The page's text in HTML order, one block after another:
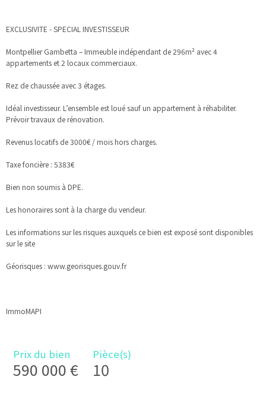
EXCLUSIVITE - SPECIAL INVESTISSEUR
Montpellier Gambetta – Immeuble indépendant de 296m² avec 4
appartements et 2 locaux commerciaux.
Rez de chaussée avec 3 étages.
Idéal investisseur. L’ensemble est loué sauf un appartement à réhabiliter.
Prévoir travaux de rénovation.
Revenus locatifs de 3000€ / mois hors charges.
Taxe foncière : 5383€
Bien non soumis à DPE.
Les honoraires sont à la charge du vendeur.
Les informations sur les risques auxquels ce bien est exposé sont disponibles
sur le site
Géorisques : www.georisques.gouv.fr
ImmoMAPI
Prix du bien
590 000 €
Pièce(s)
10